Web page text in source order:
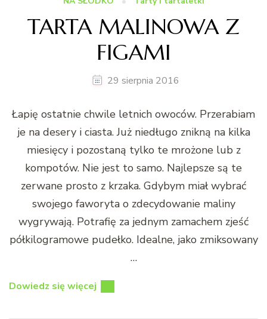
TARTA MALINOWA Z
FIGAMI
29 sierpnia 2016
Łapię ostatnie chwile letnich owoców. Przerabiam
je na desery i ciasta. Już niedługo znikną na kilka
miesięcy i pozostaną tylko te mrożone lub z
kompotów. Nie jest to samo. Najlepsze są te
zerwane prosto z krzaka. Gdybym miał wybrać
swojego faworyta o zdecydowanie maliny
wygrywają. Potrafię za jednym zamachem zjeść
półkilogramowe pudełko. Idealne, jako zmiksowany
…
Dowiedz się więcej